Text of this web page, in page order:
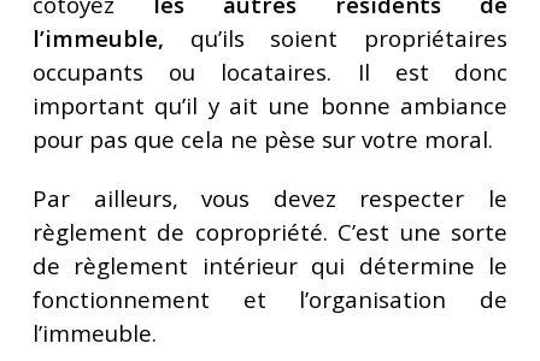
l’immeuble, qu’ils soient propriétaires
occupants ou locataires. Il est donc
important qu’il y ait une bonne ambiance
pour pas que cela ne pèse sur votre moral.
Par ailleurs, vous devez respecter le
règlement de copropriété. C’est une sorte
de règlement intérieur qui détermine le
fonctionnement et l’organisation de
l’immeuble.